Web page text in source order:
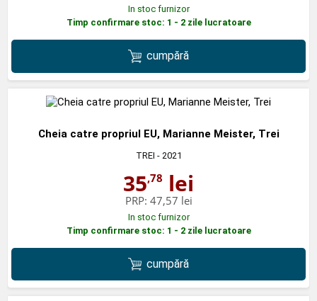
In stoc furnizor
Timp confirmare stoc: 1 - 2 zile lucratoare
cumpără
Cheia catre propriul EU, Marianne Meister, Trei
TREI - 2021
35,78 lei
PRP: 47,57 lei
In stoc furnizor
Timp confirmare stoc: 1 - 2 zile lucratoare
cumpără